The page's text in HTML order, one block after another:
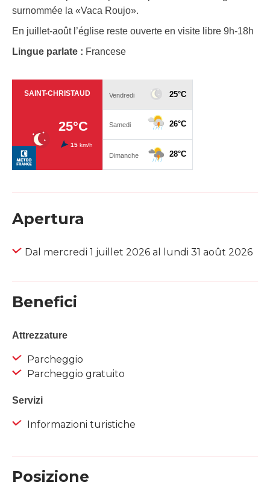
surnommée la «Vaca Roujo».
En juillet-août l’église reste ouverte en visite libre 9h-18h
Lingue parlate : Francese
Apertura
Dal mercredi 1 juillet 2026 al lundi 31 août 2026
Benefici
Attrezzature
Parcheggio
Parcheggio gratuito
Servizi
Informazioni turistiche
Posizione